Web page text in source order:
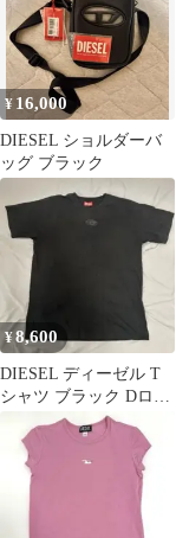
¥ 16,000
DIESEL ショルダーバ
ッグ ブラック
¥8,600
DIESEL ディーゼル T
シャツ ブラック Dロゴ
サイズS